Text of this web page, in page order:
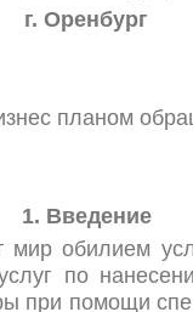
г. Оренбург
планом
1. Введение
мир обилием
по
при помощи